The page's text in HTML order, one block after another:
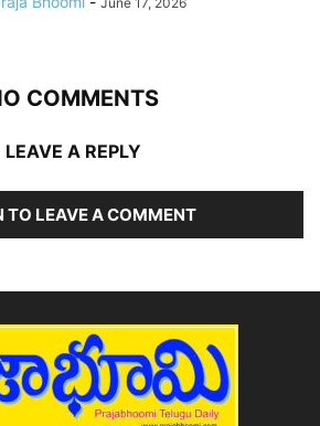
COMMENTS
LEAVE A REPLY
TO LEAVE A COMMENT